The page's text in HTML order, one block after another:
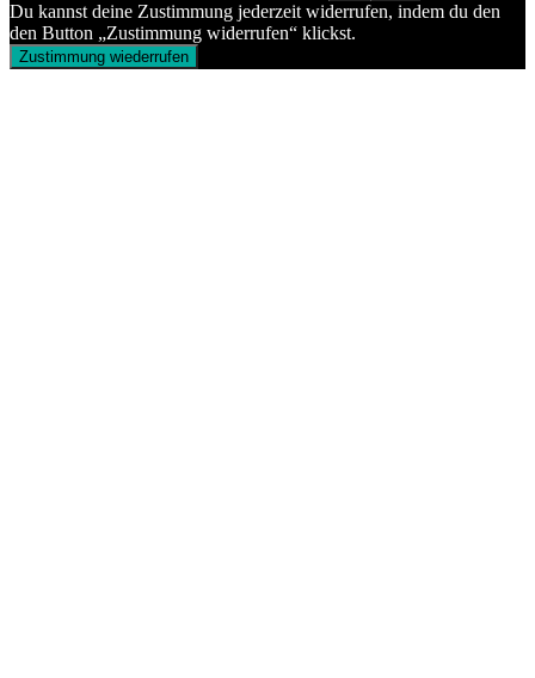
Du kannst deine Zustimmung jederzeit widerrufen, indem du den
den Button „Zustimmung widerrufen“ klickst.
Zustimmung wiederrufen